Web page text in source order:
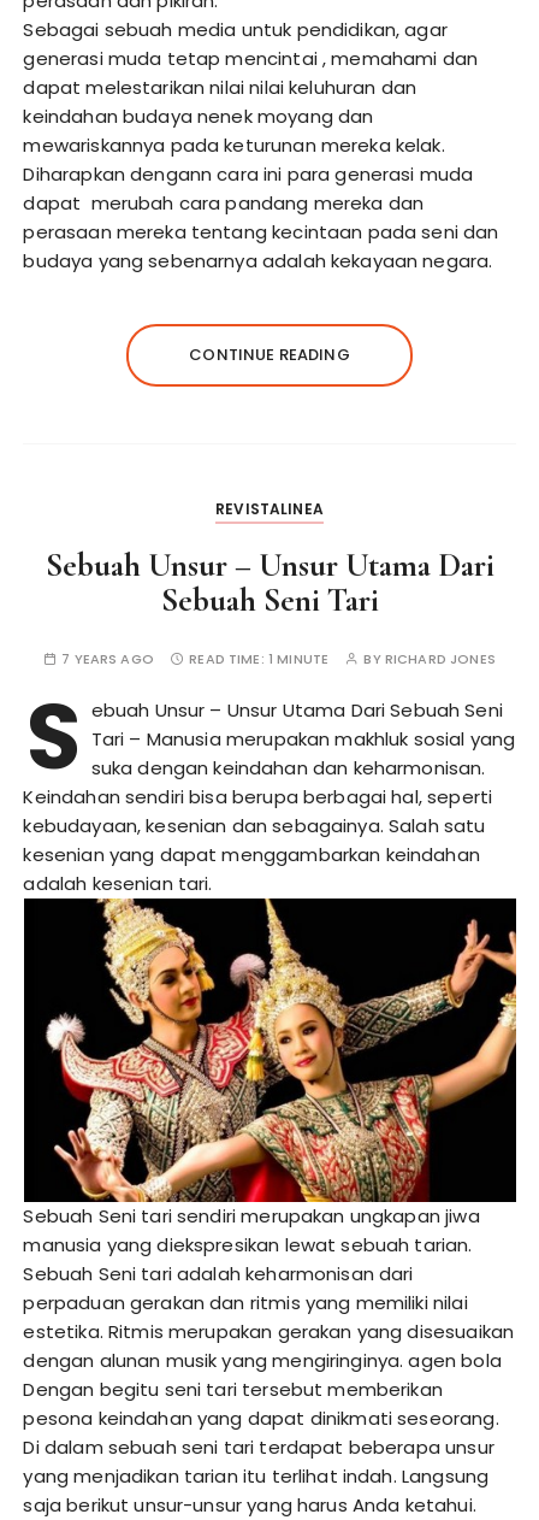
Sebagai sebuah media untuk pendidikan, agar
generasi muda tetap mencintai , memahami dan
dapat melestarikan nilai nilai keluhuran dan
keindahan budaya nenek moyang dan
mewariskannya pada keturunan mereka kelak.
Diharapkan dengann cara ini para generasi muda
dapat merubah cara pandang mereka dan
perasaan mereka tentang kecintaan pada seni dan
budaya yang sebenarnya adalah kekayaan negara.
CONTINUE READING
REVISTALINEA
Sebuah Unsur – Unsur Utama Dari
Sebuah Seni Tari
7 YEARS AGO READ TIME: 1 MINUTE BYRICHARD JONES
S ebuah Unsur – Unsur Utama Dari Sebuah Seni
Tari – Manusia merupakan makhluk sosial yang
suka dengan keindahan dan keharmonisan.
Keindahan sendiri bisa berupa berbagai hal, seperti
kebudayaan, kesenian dan sebagainya. Salah satu
kesenian yang dapat menggambarkan keindahan
adalah kesenian tari.
Sebuah Seni tari sendiri merupakan ungkapan jiwa
manusia yang diekspresikan lewat sebuah tarian.
Sebuah Seni tari adalah keharmonisan dari
perpaduan gerakan dan ritmis yang memiliki nilai
estetika. Ritmis merupakan gerakan yang disesuaikan
dengan alunan musik yang mengiringinya.agen bola
Dengan begitu seni tari tersebut memberikan
pesona keindahan yang dapat dinikmati seseorang.
Di dalam sebuah seni tari terdapat beberapa unsur
yang menjadikan tarian itu terlihat indah. Langsung
saja berikut unsur-unsur yang harus Anda ketahui.